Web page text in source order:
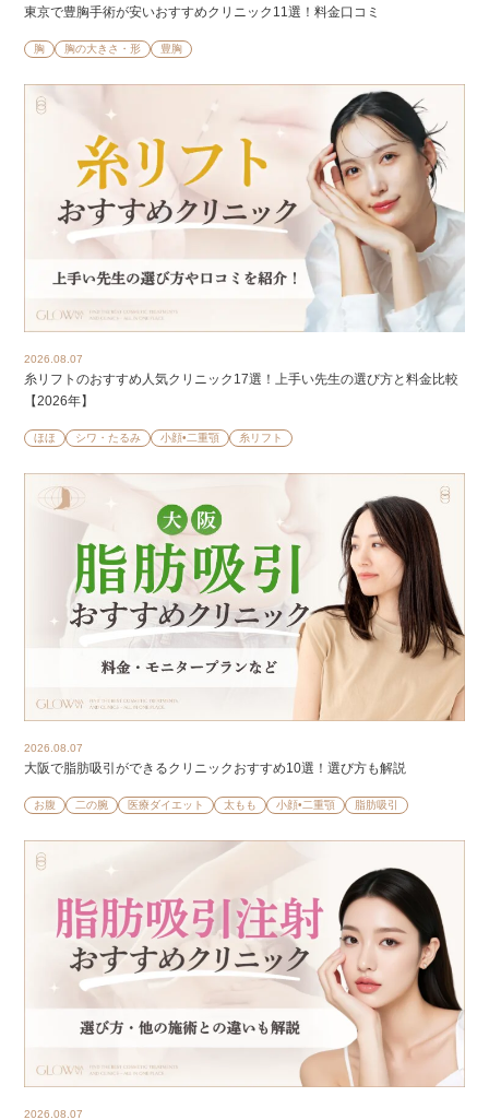
東京で豊胸手術が安いおすすめクリニック11選！料金口コミ
胸 胸の大きさ・形 豊胸
2026.08.07
糸リフトのおすすめ人気クリニック17選！上手い先生の選び方と料金比較
【2026年】
ほほ シワ・たるみ 小顔•二重顎 糸リフト
2026.08.07
大阪で脂肪吸引ができるクリニックおすすめ10選！選び方も解説
お腹 二の腕 医療ダイエット 太もも 小顔•二重顎 脂肪吸引
2026.08.07